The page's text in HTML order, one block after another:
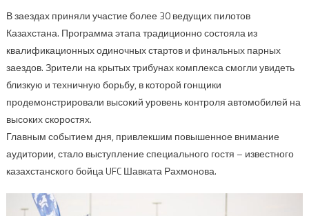
В заездах приняли участие более 30 ведущих пилотов
Казахстана. Программа этапа традиционно состояла из
квалификационных одиночных стартов и финальных парных
заездов. Зрители на крытых трибунах комплекса смогли увидеть
близкую и техничную борьбу, в которой гонщики
продемонстрировали высокий уровень контроля автомобилей на
высоких скоростях.
Главным событием дня, привлекшим повышенное внимание
аудитории, стало выступление специального гостя – известного
казахстанского бойца UFC Шавката Рахмонова.